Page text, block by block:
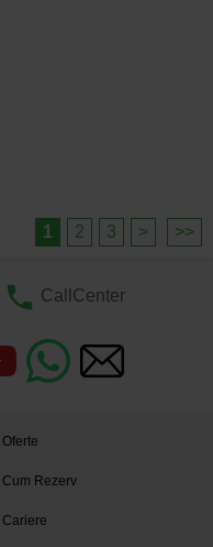
1 2 3 > >>
CallCenter
Oferte
Cum Rezerv
Cariere